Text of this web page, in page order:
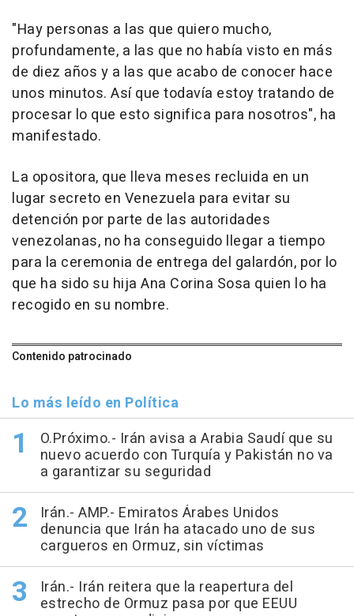
"Hay personas a las que quiero mucho,
profundamente, a las que no había visto en más
de diez años y a las que acabo de conocer hace
unos minutos. Así que todavía estoy tratando de
procesar lo que esto significa para nosotros", ha
manifestado.
La opositora, que lleva meses recluida en un
lugar secreto en Venezuela para evitar su
detención por parte de las autoridades
venezolanas, no ha conseguido llegar a tiempo
para la ceremonia de entrega del galardón, por lo
que ha sido su hija Ana Corina Sosa quien lo ha
recogido en su nombre.
Contenido patrocinado
Lo más leído en Política
O.Próximo.- Irán avisa a Arabia Saudí que su
nuevo acuerdo con Turquía y Pakistán no va
a garantizar su seguridad
Irán.- AMP.- Emiratos Árabes Unidos
denuncia que Irán ha atacado uno de sus
cargueros en Ormuz, sin víctimas
Irán.- Irán reitera que la reapertura del
estrecho de Ormuz pasa por que EEUU